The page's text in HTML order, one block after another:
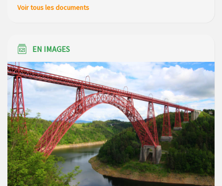
Voir tous les documents
EN IMAGES